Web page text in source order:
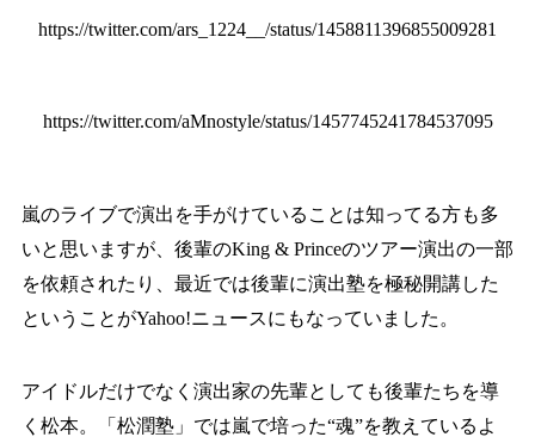
https://twitter.com/ars_1224__/status/1458811396855009281
https://twitter.com/aMnostyle/status/1457745241784537095
嵐のライブで演出を手がけていることは知ってる方も多
いと思いますが、後輩のKing & Princeのツアー演出の一部
を依頼されたり、最近では後輩に演出塾を極秘開講した
ということがYahoo!ニュースにもなっていました。
アイドルだけでなく演出家の先輩としても後輩たちを導
く松本。「松潤塾」では嵐で培った“魂”を教えているよ